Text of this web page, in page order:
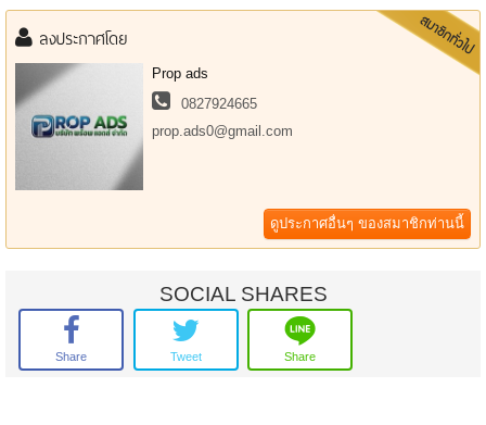
แผนที่ : https://maps.app.goo.gl/RZDpvvdirmy4AUJd7
ขนาดพื้นที่ : 101 ตร.ว.
พื้นที่ใช้สอย : 220 ตร.ม.
รายละเอียด :
- บ้านเดี่ยว 2 ชั้น
- ทำเลศักยภาพ เชื่อมต่อถนนพุทธมณฑลสาย 2 และถนนกาญจนาภิเษก
- เดินทางสะดวก
- ถนนกาญจนาภิเษก
- ถนนพุทธมณฑลสาย 2
- โรงเรียนเพลินพัฒนา
ลงประกาศโดย
Prop ads
0827924665
prop.ads0@gmail.com
ดูประกาศอื่นๆ ของสมาชิกท่านนี้
SOCIAL SHARES
Share Tweet Share